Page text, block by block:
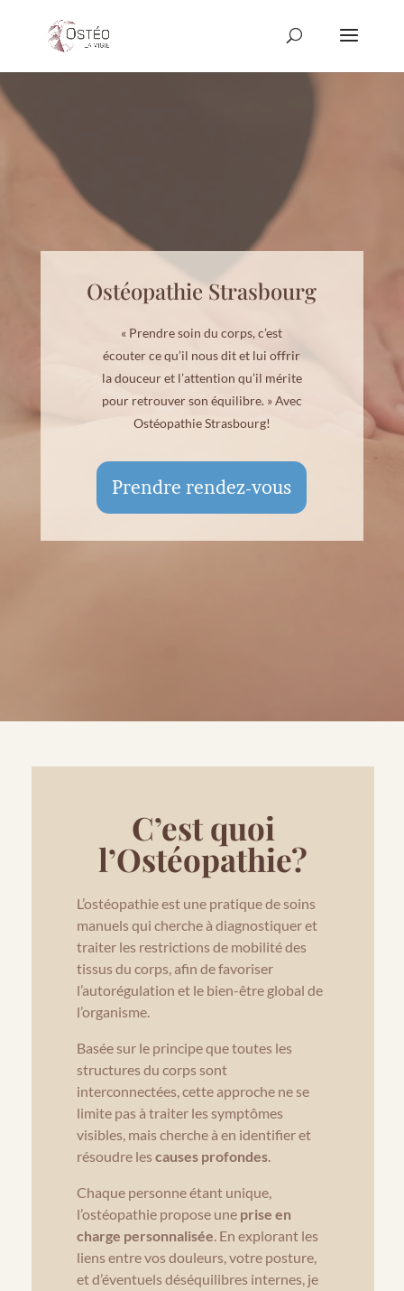
Ostéopathie Strasbourg
« Prendre soin du corps, c’est
écouter ce qu’il nous dit et lui offrir
la douceur et l’attention qu’il mérite
pour retrouver son équilibre. » Avec
Ostéopathie Strasbourg!
Prendre rendez-vous
C’est quoi
l’Ostéopathie?
L’ostéopathie est une pratique de soins
manuels qui cherche à diagnostiquer et
traiter les restrictions de mobilité des
tissus du corps, afin de favoriser
l’autorégulation et le bien-être global de
l’organisme.
Basée sur le principe que toutes les
structures du corps sont
interconnectées, cette approche ne se
limite pas à traiter les symptômes
visibles, mais cherche à en identifier et
résoudre lescauses profondes.
Chaque personne étant unique,
l’ostéopathie propose une prise en
charge personnalisée. En explorant les
liens entre vos douleurs, votre posture,
et d’éventuels déséquilibres internes, je